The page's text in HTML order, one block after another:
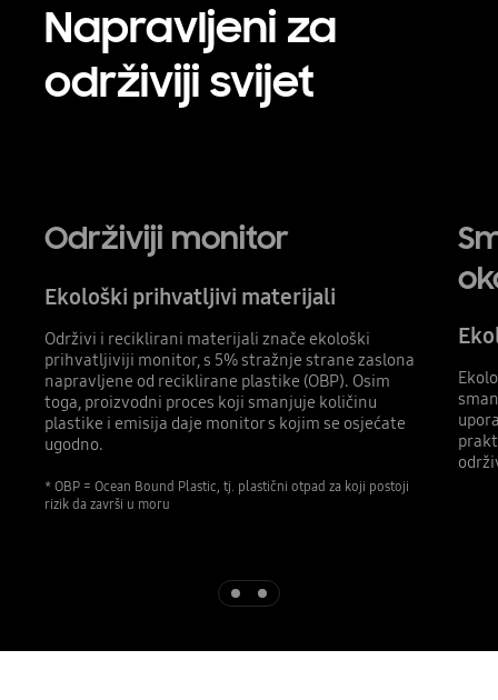
Napravljeni za
održiviji svijet
Održiviji monitor
Ekološki prihvatljivi materijali
Održivi i reciklirani materijali znače ekološki
prihvatljiviji monitor, s 5% stražnje strane zaslona
napravljene od reciklirane plastike (OBP). Osim
toga, proizvodni proces koji smanjuje količinu
plastike i emisija daje monitor s kojim se osjećate
ugodno.
* OBP = Ocean Bound Plastic, tj. plastični otpad za koji postoji
rizik da završi u moru